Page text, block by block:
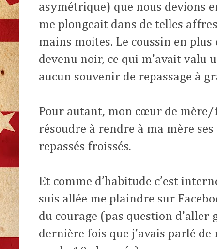
asymétrique) que nous devions
me plongeait dans de telles affres
mains moites. Le coussin en plus
devenu noir, ce qui m’avait valu
aucun souvenir de repassage à
Pour autant, mon cœur de
résoudre à rendre à ma mère
repassés froissés.
Et comme d’habitude c’est
suis allée me plaindre sur
du courage (pas question
dernière fois que j’avais parlé